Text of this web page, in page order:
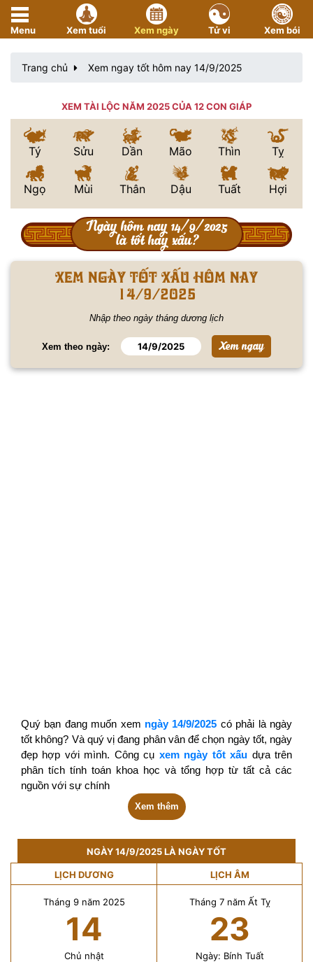
Menu Xem tuổi Xem ngày Tử vi Xem bói
Trang chủ Xem ngay tốt hôm nay 14/9/2025
XEM TÀI LỘC NĂM 2025 CỦA 12 CON GIÁP
Tý Sửu Dần Mão Thìn Tỵ
Ngọ Mùi Thân Dậu Tuất Hợi
Ngày hôm nay 14/9/2025
là tốt hay xấu?
Xem ngày tốt xấu hôm nay
14/9/2025
Nhập theo ngày tháng dương lịch
Xem theo ngày:
Quý bạn đang muốn xem ngày 14/9/2025 có phải là ngày
tốt không? Và quý vị đang phân vân để chọn ngày tốt, ngày
đẹp hợp với mình. Công cụ xem ngày tốt xấu dựa trên
phân tích tính toán khoa học và tổng hợp từ tất cả các
nguồn với sự chính
Xem thêm
NGÀY 14/9/2025 LÀ NGÀY TỐT
LỊCH DƯƠNG LỊCH ÂM
Tháng 9 năm 2025
14
Chủ nhật
Tháng 7 năm Ất Tỵ
23
Ngày: Bính Tuất